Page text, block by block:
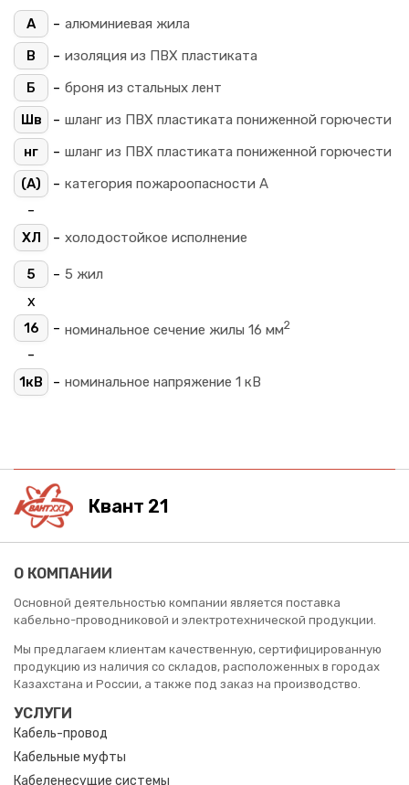
А - алюминиевая жила
В
- изоляция из ПВХ пластиката
Б
- броня из стальных лент
Шв
- шланг из ПВХ пластиката пониженной горючести
нг
- шланг из ПВХ пластиката пониженной горючести
(A)
- категория пожароопасности A
-
ХЛ - холодостойкое исполнение
5 - 5 жил
х
16 - номинальное сечение жилы 16 мм2
-
1кВ - номинальное напряжение 1 кВ
Квант 21
О КОМПАНИИ
Основной деятельностью компании является поставка
кабельно-проводниковой и электротехнической продукции.
Мы предлагаем клиентам качественную, сертифицированную
продукцию из наличия со складов, расположенных в городах
Казахстана и России, а также под заказ на производство.
УСЛУГИ
Кабель-провод
Кабельные муфты
Кабеленесущие системы